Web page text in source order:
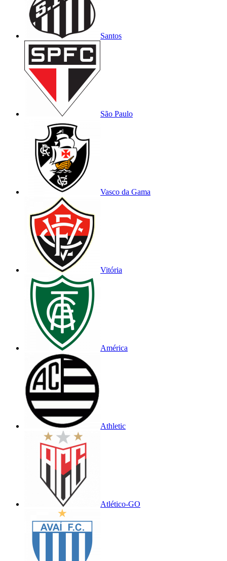
Santos
São Paulo
Vasco da Gama
Vitória
América
Athletic
Atlético-GO